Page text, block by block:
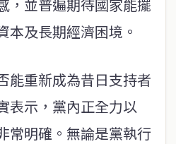
，並普遍期待國家能擺
本及長期經濟困境。
能重新成為昔日支持者
表示，黨內正全力以
常明確。無論是黨執行